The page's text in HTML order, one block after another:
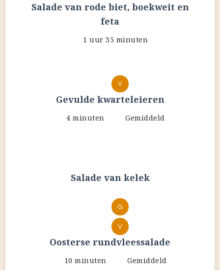
Salade van rode biet, boekweit en
feta
1 uur 35 minuten
V
Gevulde kwarteleieren
4 minuten Gemiddeld
Salade van kelek
G
V
Oosterse rundvleessalade
10 minuten Gemiddeld